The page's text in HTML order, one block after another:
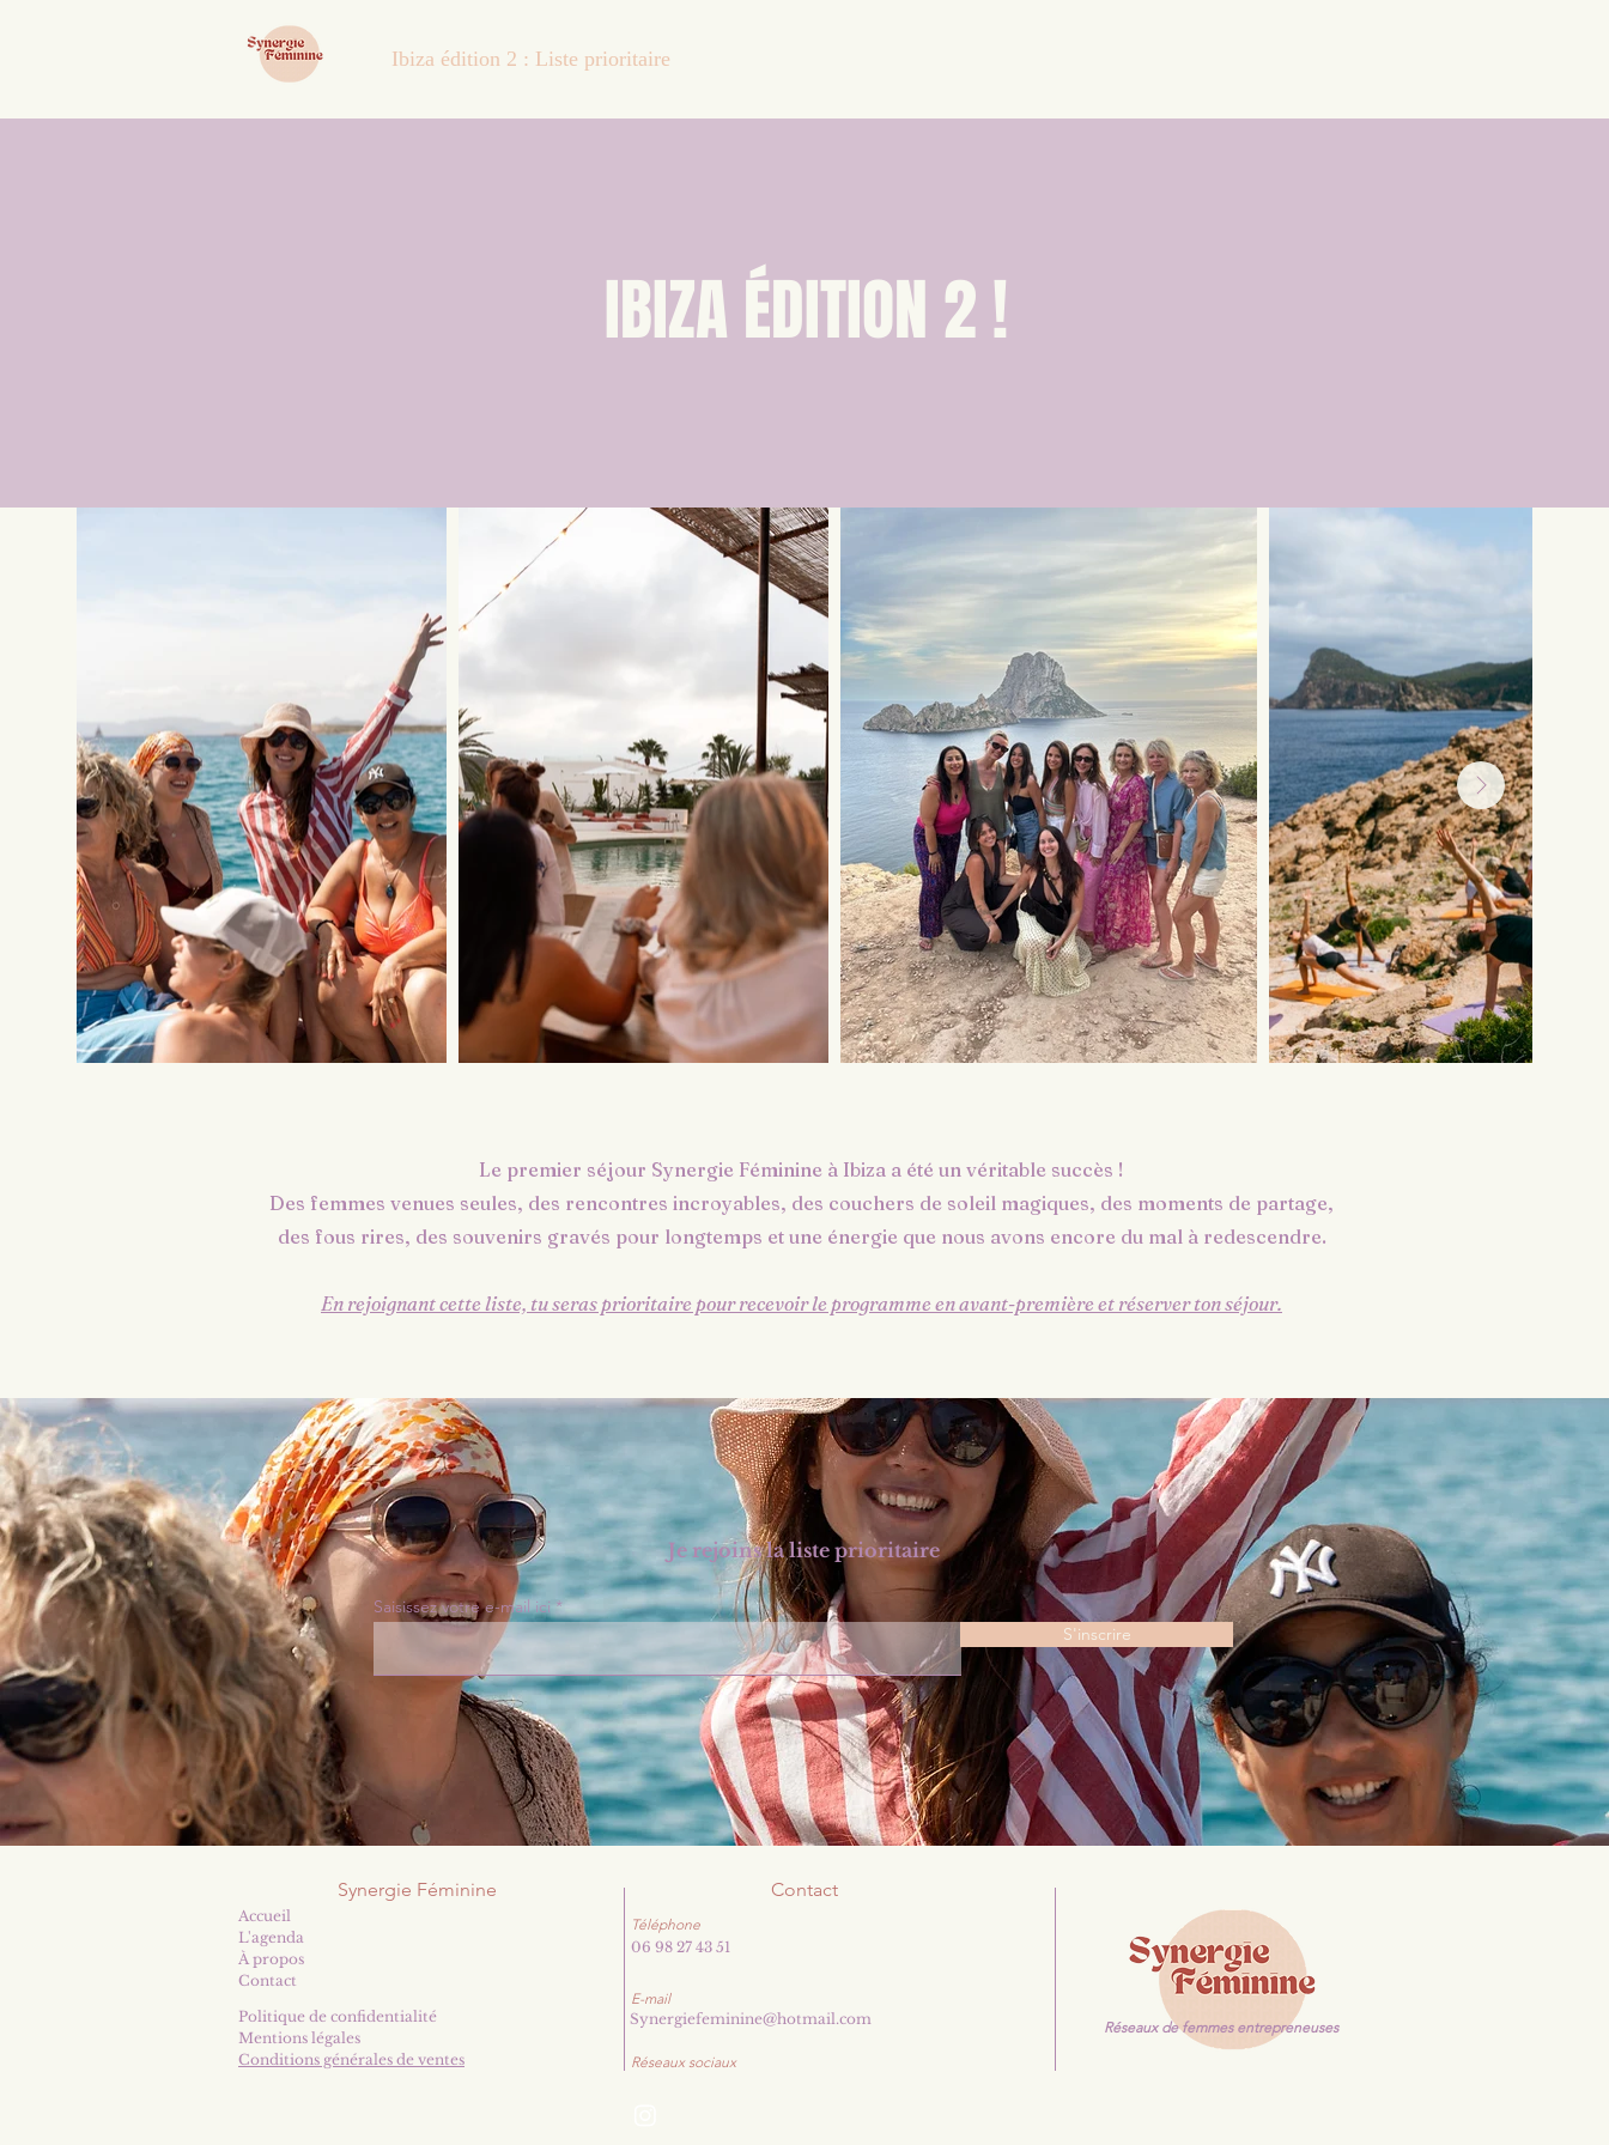
Ibiza édition 2 : Liste prioritaire
IBIZA ÉDITION 2 !
Le premier séjour Synergie Féminine à Ibiza a été un véritable succès !
Des femmes venues seules, des rencontres incroyables, des couchers de soleil magiques, des moments de partage,
des fous rires, des souvenirs gravés pour longtemps et une énergie que nous avons encore du mal à redescendre.
En rejoignant cette liste, tu seras prioritaire pour recevoir le programme en avant-première et réserver ton séjour.
Je rejoins la liste prioritaire
Saisissez votre e-mail ici
S'inscrire
Synergie Féminine
Accueil
L'agenda
​À propos
Contact
Politique de confidentialité
Mentions légales
Conditions générales de ventes
Contact
06 98 27 43 51
Téléphone
E-mail
Synergiefeminine@hotmail.com
Réseaux sociaux
Réseaux de femmes entrepreneuses